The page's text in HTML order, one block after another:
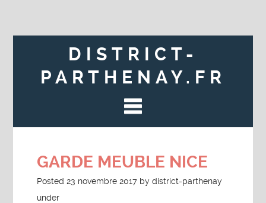
DISTRICT-
PARTHENAY.FR
GARDE MEUBLE NICE
Posted 23 novembre 2017 bydistrict-parthenay
under